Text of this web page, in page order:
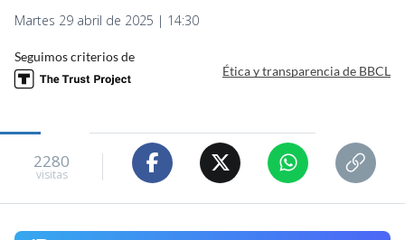
Martes 29 abril de 2025 | 14:30
Seguimos criterios de
Ética y transparencia de BBCL
2280
visitas